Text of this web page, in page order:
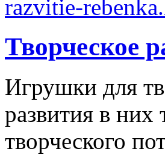
Творческое
Игрушки для
развития в
творческого